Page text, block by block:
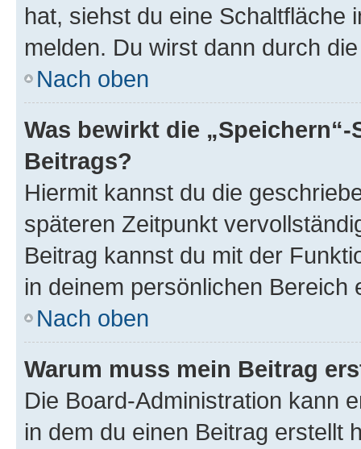
hat, siehst du eine Schaltfläche
melden. Du wirst dann durch
Nach oben
Was bewirkt die
Beitrags?
Hiermit kannst du die
späteren Zeitpunkt
Beitrag kannst du mit der
in deinem persönlichen Bereich
Nach oben
Warum muss mein Beitrag
Die Board-Administration kann
in dem du einen Beitrag erstellt